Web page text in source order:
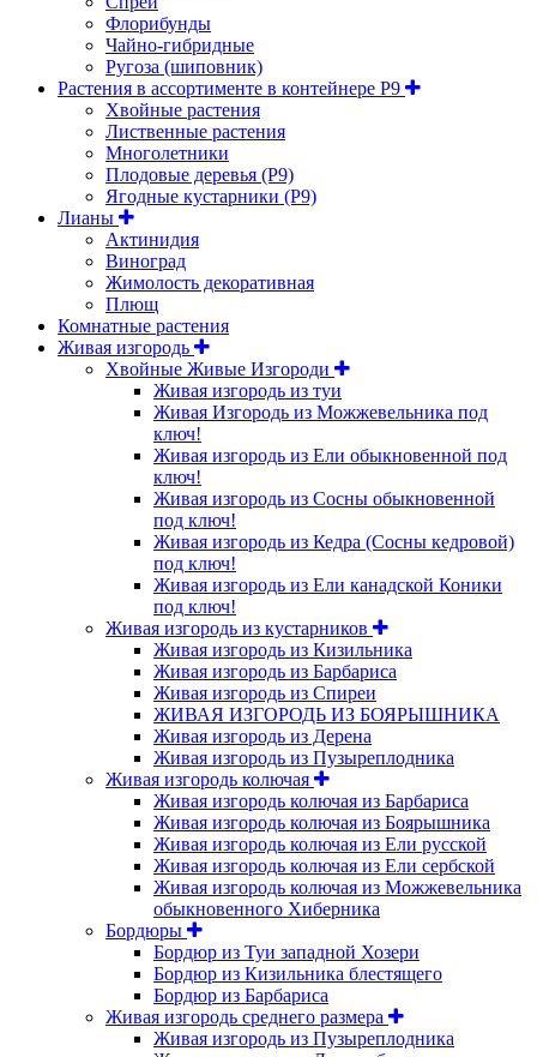
Флорибунды
Чайно-гибридные
Ругоза (шиповник)
Растения в ассортименте в контейнере P9
Хвойные растения
Лиственные растения
Многолетники
Плодовые деревья (Р9)
Ягодные кустарники (Р9)
Лианы
Актинидия
Виноград
Жимолость декоративная
Плющ
Комнатные растения
Живая изгородь
Хвойные Живые Изгороди
Живая изгородь из туи
Живая Изгородь из Можжевельника под
ключ!
Живая изгородь из Ели обыкновенной под
ключ!
Живая изгородь из Сосны обыкновенной
под ключ!
Живая изгородь из Кедра (Сосны кедровой)
под ключ!
Живая изгородь из Ели канадской Коники
под ключ!
Живая изгородь из кустарников
Живая изгородь из Кизильника
Живая изгородь из Барбариса
Живая изгородь из Спиреи
ЖИВАЯ ИЗГОРОДЬ ИЗ БОЯРЫШНИКА
Живая изгородь из Дерена
Живая изгородь из Пузыреплодника
Живая изгородь колючая
Живая изгородь колючая из Барбариса
Живая изгородь колючая из Боярышника
Живая изгородь колючая из Ели русской
Живая изгородь колючая из Ели сербской
Живая изгородь колючая из Можжевельника
обыкновенного Хиберника
Бордюры
Бордюр из Туи западной Хозери
Бордюр из Кизильника блестящего
Бордюр из Барбариса
Живая изгородь среднего размера
Живая изгородь из Пузыреплодника